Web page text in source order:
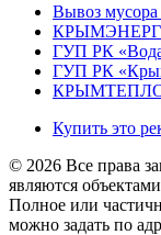
Вывоз мусора
ГУП РК
ГУП РК
Купить это
© 2026 Все права
являются
Полное или
можно задать по